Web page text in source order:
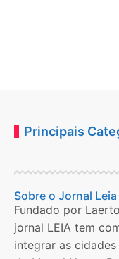
Principais
Sobre o Jornal Leia
Fundado por
jornal LEIA tem
integrar as